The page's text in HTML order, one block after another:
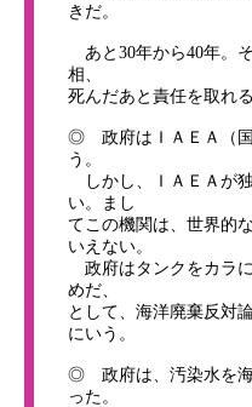
きだ。
あと30年から40年。
相、
死んだあと責任を取れ
◎ 政府はＩＡＥＡ（国
う。
しかし、ＩＡＥＡが
い。まし
てこの機関は、世界的
いえない。
政府はタンクをカラ
めだ、
として、海洋廃棄反対
にいう。
◎ 政府は、汚染水を海
った。